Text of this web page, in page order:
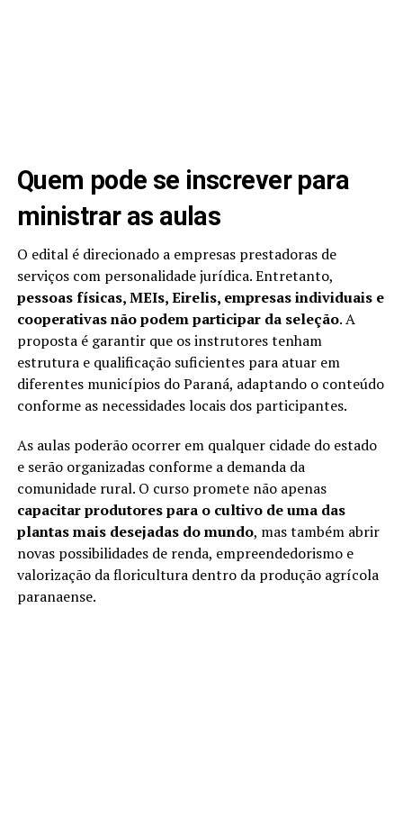
Quem pode se inscrever para
ministrar as aulas
O edital é direcionado a empresas prestadoras de
serviços com personalidade jurídica. Entretanto,
pessoas físicas, MEIs, Eirelis, empresas individuais e
cooperativas não podem participar da seleção. A
proposta é garantir que os instrutores tenham
estrutura e qualificação suficientes para atuar em
diferentes municípios do Paraná, adaptando o conteúdo
conforme as necessidades locais dos participantes.
As aulas poderão ocorrer em qualquer cidade do estado
e serão organizadas conforme a demanda da
comunidade rural. O curso promete não apenas
capacitar produtores para o cultivo de uma das
plantas mais desejadas do mundo, mas também abrir
novas possibilidades de renda, empreendedorismo e
valorização da floricultura dentro da produção agrícola
paranaense.